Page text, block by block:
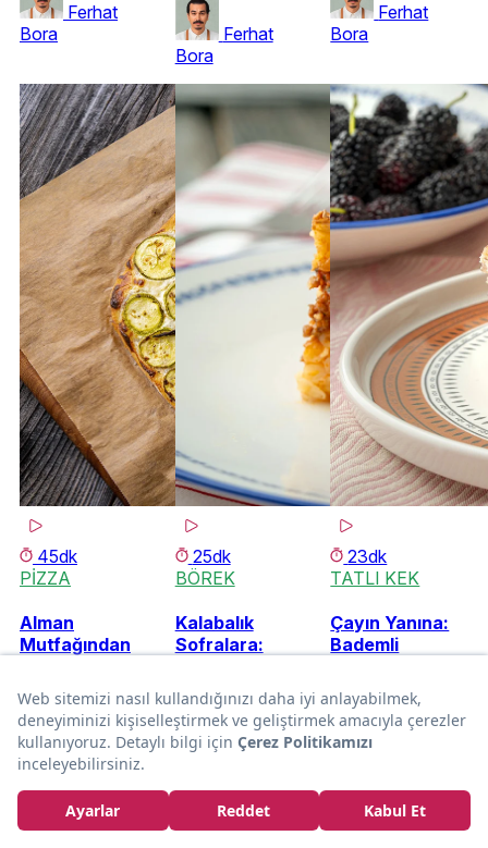
Ferhat
Bora
Ferhat
Bora
Ferhat
Bora
45dk
PİZZA
Alman
Mutfağından
Flammkuchen
Ferhat
25dk
BÖREK
Kalabalık
Sofralara:
Makarna
Böreği
23dk
TATLI KEK
Çayın Yanına:
Bademli
Ferhat